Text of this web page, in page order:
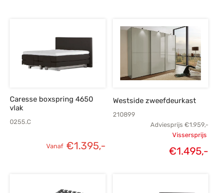
Caresse boxspring 4650
vlak
0255.C
Vanaf €1.395,-
Westside zweefdeurkast
210899
Adviesprijs €1.959,-
Vissersprijs
€1.495,-